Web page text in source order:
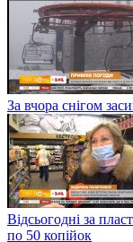
За вчора снігом
Відсьогодні за
по 50 копійок